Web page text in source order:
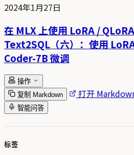
2024年1月27日
在 MLX 上使用 LoRA /
Text2SQL（六）：使用
Coder-7B 微调
操作
复制 Markdown
打开
智能问答
标签